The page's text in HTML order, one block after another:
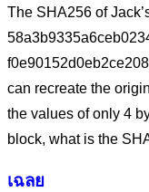
The SHA256 of
can recreate the
the values of only 4
block, what is the
เฉลย